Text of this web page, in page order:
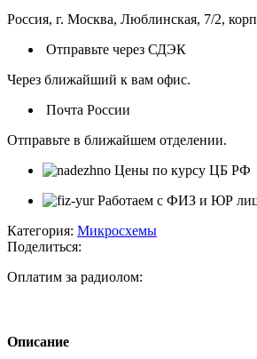
Россия, г. Москва, Люблинская, 7/2,
Отправьте через СДЭК
Через ближайший к вам офис.
Почта России
Отправьте в ближайшем отделении.
Цены по курсу ЦБ РФ
Работаем с ФИЗ и ЮР
Категория: Микросхемы
Поделиться:
Оплатим за радиолом:
Описание